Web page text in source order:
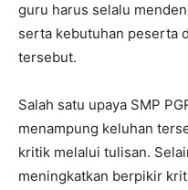
guru harus selalu
serta kebutuhan peserta
tersebut.
Salah satu upaya SMP
menampung keluhan
kritik melalui tulisan.
meningkatkan berpikir